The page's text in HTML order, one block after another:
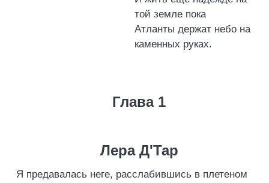
той земле пока
Атланты держат небо на
каменных руках.
Глава 1
Лера Д'Тар
Я предавалась неге, расслабившись в плетеном